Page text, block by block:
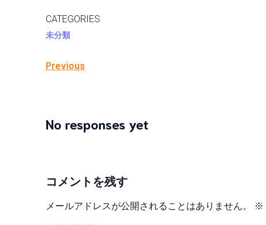
CATEGORIES
未分類
Previous
No responses yet
コメントを残す
メールアドレスが公開されることはありません。 ※